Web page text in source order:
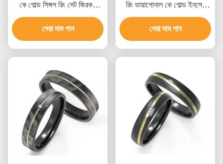
কে গোল্ড সিঙ্গল রিং সেট জিরকন
দম্পতি রিং
সেরা দাম পান
রিং ডায়াগোনাল কে গোল্ড ইনসেট
জিরকন ডিজাইন সহ
সেরা দাম পান